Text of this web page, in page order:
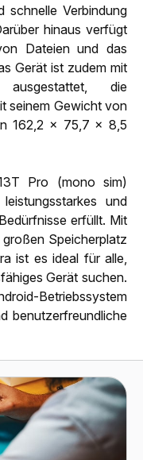
schnelle Verbindung
hinaus verfügt
Dateien und das
Gerät ist zudem mit
ausgestattet, die
seinem Gewicht von
162,2 x 75,7 x 8,5
Pro (mono sim)
und
erfüllt. Mit
Speicherplatz
ist es ideal für alle,
Gerät suchen.
Betriebssystem
benutzerfreundliche